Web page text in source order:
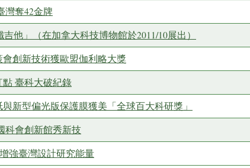
灣奪42金牌
他」（在加拿大科技博物館於2011/10展出）
創新技術獲歐盟伽利略大獎
臺科大破紀錄
新型偏光版保護膜獲美「全球百大科研獎」
科會創新館秀新技
強臺灣設計研究能量